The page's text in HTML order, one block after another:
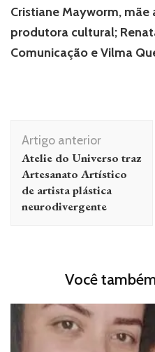
Cristiane Mayworm,
produtora cultural;
Comunicação e Vilma
de
post
Artigo anterior
Atelie do Universo traz
Artesanato Artístico
de artista plástica
neurodivergente
Você